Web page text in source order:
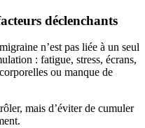
déclenchants
n’est pas liée à un seul
: fatigue, stress, écrans,
ou manque de
mais d’éviter de cumuler